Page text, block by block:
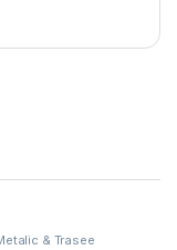
& Trasee